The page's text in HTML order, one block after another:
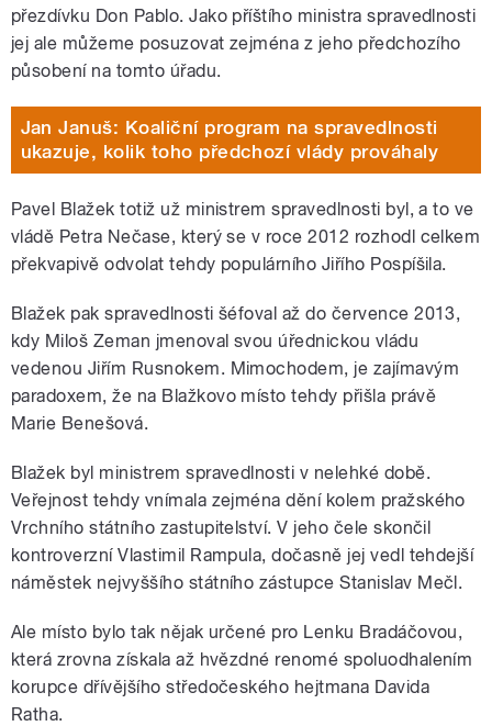
přezdívku Don Pablo. Jako příštího ministra spravedlnosti
jej ale můžeme posuzovat zejména z jeho předchozího
působení na tomto úřadu.
Jan Januš: Koaliční program na spravedlnosti
ukazuje, kolik toho předchozí vlády prováhaly
Pavel Blažek totiž už ministrem spravedlnosti byl, a to ve
vládě Petra Nečase, který se v roce 2012 rozhodl celkem
překvapivě odvolat tehdy populárního Jiřího Pospíšila.
Blažek pak spravedlnosti šéfoval až do července 2013,
kdy Miloš Zeman jmenoval svou úřednickou vládu
vedenou Jiřím Rusnokem. Mimochodem, je zajímavým
paradoxem, že na Blažkovo místo tehdy přišla právě
Marie Benešová.
Blažek byl ministrem spravedlnosti v nelehké době.
Veřejnost tehdy vnímala zejména dění kolem pražského
Vrchního státního zastupitelství. V jeho čele skončil
kontroverzní Vlastimil Rampula, dočasně jej vedl tehdejší
náměstek nejvyššího státního zástupce Stanislav Mečl.
Ale místo bylo tak nějak určené pro Lenku Bradáčovou,
která zrovna získala až hvězdné renomé spoluodhalením
korupce dřívějšího středočeského hejtmana Davida
Ratha.